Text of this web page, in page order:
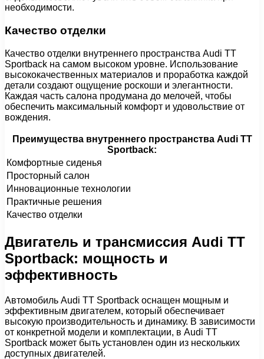
необходимости.
Качество отделки
Качество отделки внутреннего пространства Audi TT
Sportback на самом высоком уровне. Использование
высококачественных материалов и проработка каждой
детали создают ощущение роскоши и элегантности.
Каждая часть салона продумана до мелочей, чтобы
обеспечить максимальный комфорт и удовольствие от
вождения.
Преимущества внутреннего пространства Audi TT
Sportback:
Комфортные сиденья
Просторный салон
Инновационные технологии
Практичные решения
Качество отделки
Двигатель и трансмиссия Audi TT
Sportback: мощность и
эффективность
Автомобиль Audi TT Sportback оснащен мощным и
эффективным двигателем, который обеспечивает
высокую производительность и динамику. В зависимости
от конкретной модели и комплектации, в Audi TT
Sportback может быть установлен один из нескольких
доступных двигателей.